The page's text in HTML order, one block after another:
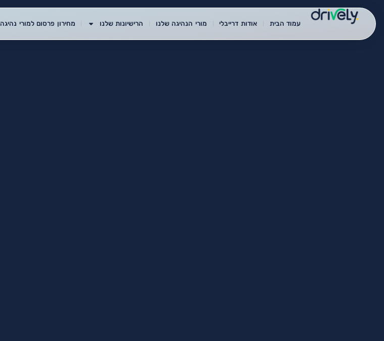
עמוד הבית אודות דרייבלי מורי הנהיגה שלנו הרישיונות שלנו מחירון פרסום למורי נהיגה